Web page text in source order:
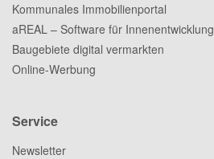
Kommunales Immobilienportal
aREAL – Software für Innenentwicklung
Baugebiete digital vermarkten
Online-Werbung
Service
Newsletter